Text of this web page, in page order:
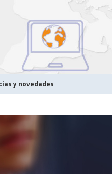
y novedades